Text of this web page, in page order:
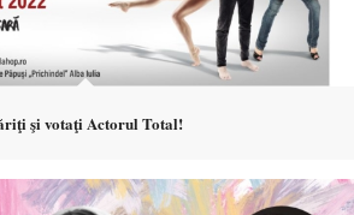
şi votaţi Actorul Total!